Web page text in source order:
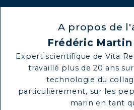
A propos de
Frédéric Martin
Expert scientifique de Vita
travaillé plus de 20 ans
technologie du
particulièrement, sur les
marin en tant